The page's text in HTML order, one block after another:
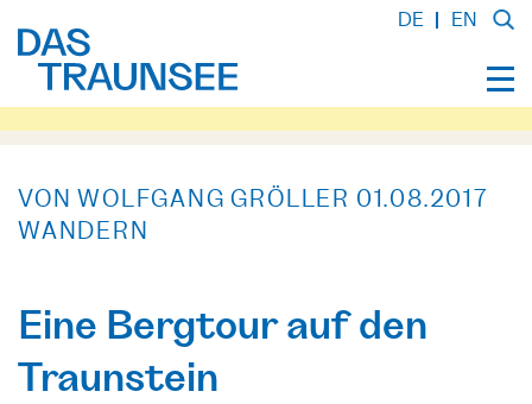
DE EN
VON WOLFGANG GRÖLLER 01.08.2017
WANDERN
Eine Bergtour auf den
Traunstein